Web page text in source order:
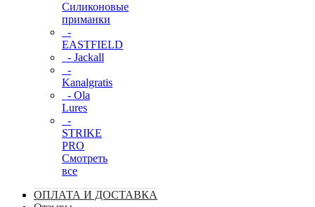
Силиконовые
приманки
-
EASTFIELD
- Jackall
-
Kanalgratis
- Ola
Lures
-
STRIKE
PRO
Смотреть
все
ОПЛАТА И ДОСТАВКА